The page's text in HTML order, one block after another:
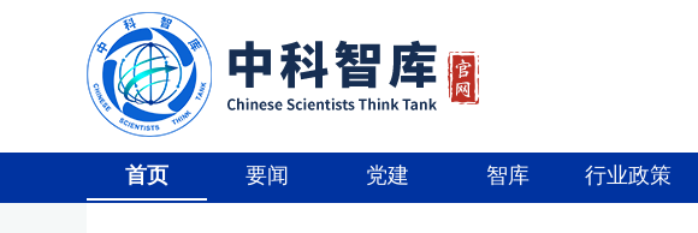
首页 要闻 党建 智库 行业政策